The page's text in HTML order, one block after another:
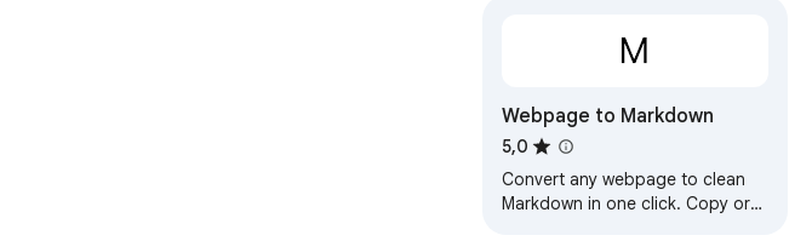
Webpage to Markdown
5,0
Convert any webpage to clean
Markdown in one click. Copy or